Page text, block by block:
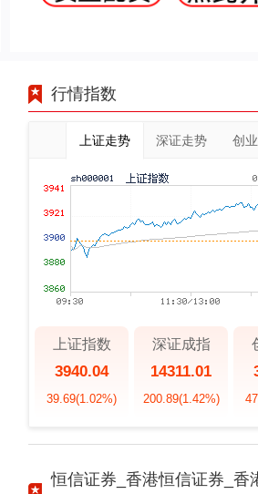
行情指数
上证走势 深证走势 创
上证指数
3940.04
39.69(1.02%)
深证成指
14311.01
200.89(1.42%)
恒信证券_香港恒信证券_香